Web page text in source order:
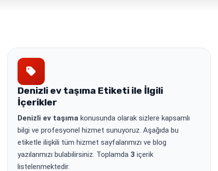
Denizli ev taşıma Etiketi ile İlgili
İçerikler
Denizli ev taşıma konusunda olarak sizlere kapsamlı
bilgi ve profesyonel hizmet sunuyoruz. Aşağıda bu
etiketle ilişkili tüm hizmet sayfalarımızı ve blog
yazılarımızı bulabilirsiniz. Toplamda 3 içerik
listelenmektedir.